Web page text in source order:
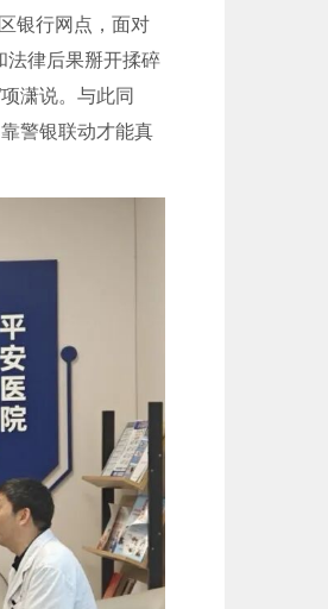
银行网点，面对
法律后果掰开揉碎
潇说。与此同
警银联动才能真